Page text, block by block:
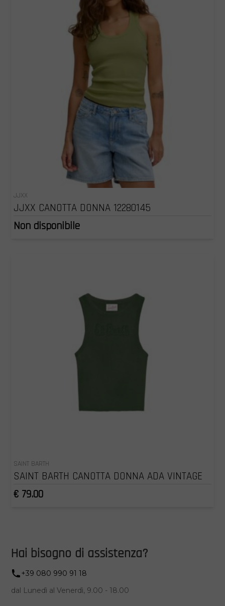
JJXX
JJXX CANOTTA DONNA 12280145
Non disponibile
SAINT BARTH
SAINT BARTH CANOTTA DONNA ADA VINTAGE
€ 79.00
Hai bisogno di assistenza?
+39 080 990 91 18
dal Lunedì al Venerdì, 9.00 - 18.00